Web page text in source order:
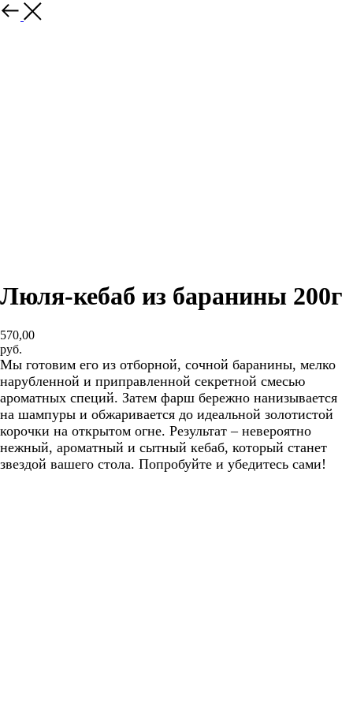
Люля-кебаб из баранины 200г
570,00
руб.
Мы готовим его из отборной, сочной баранины, мелко
нарубленной и приправленной секретной смесью
ароматных специй. Затем фарш бережно нанизывается
на шампуры и обжаривается до идеальной золотистой
корочки на открытом огне. Результат – невероятно
нежный, ароматный и сытный кебаб, который станет
звездой вашего стола. Попробуйте и убедитесь сами!